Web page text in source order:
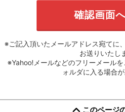
※ご記入頂いたメールアドレス宛てに
お送りいたし
※Yahoo!メールなどのフリーメール
ォルダに入る場合が
このページ